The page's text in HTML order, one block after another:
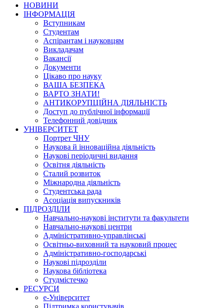
НОВИНИ
ІНФОРМАЦІЯ
Вступникам
Студентам
Аспірантам і науковцям
Викладачам
Вакансії
Документи
Цікаво про науку
ВАША БЕЗПЕКА
ВАРТО ЗНАТИ!
АНТИКОРУПЦІЙНА ДІЯЛЬНІСТЬ
Доступ до публічної інформації
Телефонний довідник
УНІВЕРСИТЕТ
Портрет ЧНУ
Наукова й інноваційна діяльність
Наукові періодичні видання
Освітня діяльність
Сталий розвиток
Міжнародна діяльність
Студентська рада
Асоціація випускників
ПІДРОЗДІЛИ
Навчально-наукові інститути та факультети
Навчально-наукові центри
Адміністративно-управлінські
Освітньо-виховний та науковий процес
Адміністративно-господарські
Наукові підрозділи
Наукова бібліотека
Студмістечко
РЕСУРСИ
е-Університет
Підтримка користувачів